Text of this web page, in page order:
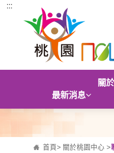
跳到主要內容區塊
:::
最新消息
關
首頁> 關於桃園中心 >